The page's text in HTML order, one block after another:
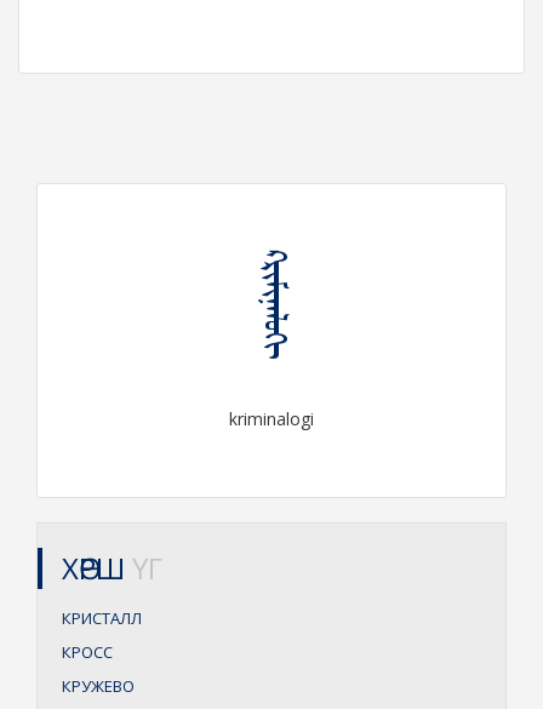
ᠺᠷᠢᠮᠢᠨᠠᠯᠥᠭᠢ
kriminalogi
ХӨРШ ҮГ
КРИСТАЛЛ
КРОСС
КРУЖЕВО